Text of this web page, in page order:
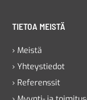
TIETOA MEISTÄ
› Meistä
› Yhteystiedot
› Referenssit